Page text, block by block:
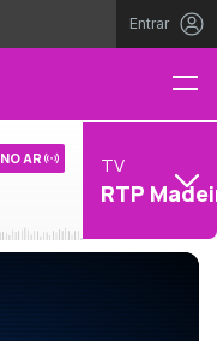
Entrar
NO AR TV
RTP